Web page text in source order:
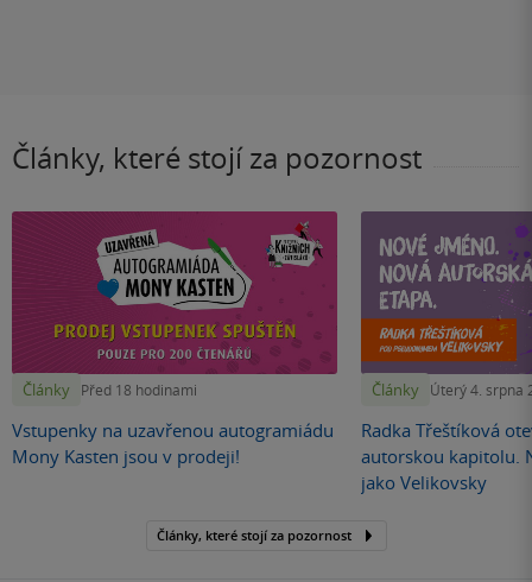
Články, které stojí za pozornost
Články Před 18 hodinami
Vstupenky na uzavřenou autogramiádu
Mony Kasten jsou v prodeji!
Články Úterý 4. srpna
Radka Třeštíková
autorskou kapitolu.
jako Velikovsky
Články, které stojí za pozornost